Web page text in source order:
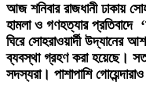
আজ শনিবার রাজধানী ঢাকায়
হামলা ও গণহত্যার প্রতিবাদে
ঘিরে সোহরাওয়ার্দী উদ্যানের
ব্যবস্থা গ্রহণ করা হয়েছে।
সদস্যরা। পাশাপাশি